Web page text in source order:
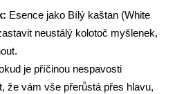
Esence jako Bílý kaštan (White
neustálý kolotoč myšlenek,
je příčinou nespavosti
že vám vše přerůstá přes hlavu,